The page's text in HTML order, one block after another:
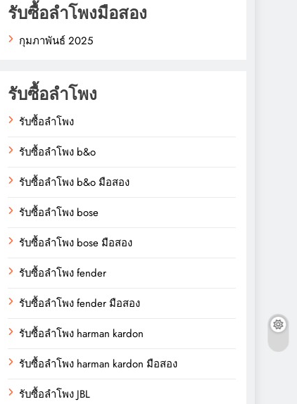
รับซื้อลำโพงมือสอง
กุมภาพันธ์ 2025
รับซื้อลำโพง
รับซื้อลำโพง
รับซื้อลำโพง b&o
รับซื้อลำโพง b&o มือสอง
รับซื้อลำโพง bose
รับซื้อลำโพง bose มือสอง
รับซื้อลำโพง fender
รับซื้อลำโพง fender มือสอง
รับซื้อลำโพง harman kardon
รับซื้อลำโพง harman kardon มือสอง
รับซื้อลำโพง JBL